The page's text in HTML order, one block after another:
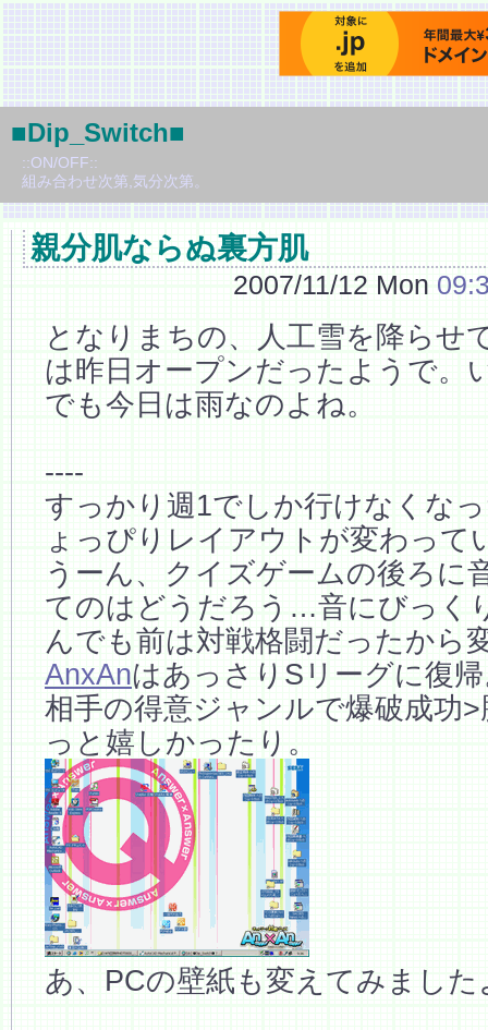
■Dip_Switch■
::ON/OFF::
組み合わせ次第,気分次第。
親分肌ならぬ裏方肌
2007/11/12 Mon
となりまちの、人工雪を降らせ
は昨日オープンだったようで。
でも今日は雨なのよね。
----
すっかり週1でしか行けなくな
ょっぴりレイアウトが変わって
うーん、クイズゲームの後ろに
てのはどうだろう…音にびっく
んでも前は対戦格闘だったから
AnxAnはあっさりSリーグに復
相手の得意ジャンルで爆破成功
っと嬉しかったり。
あ、PCの壁紙も変えてみました